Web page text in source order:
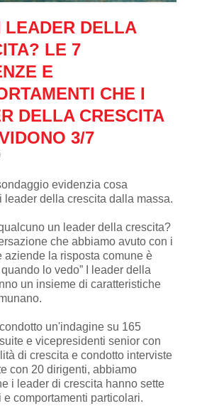
LEADER DELLA
LE 7
E
CHE I
DELLA CRESCITA
3/7
evidenzia cosa
leader della crescita dalla massa.
un leader della crescita?
che abbiamo avuto con i
aziende la risposta comune è
quando lo vedo” I leader della
un insieme di caratteristiche
un'indagine su 165
e vicepresidenti senior con
di crescita e condotto interviste
con 20 dirigenti, abbiamo
i leader di crescita hanno sette
comportamenti particolari.